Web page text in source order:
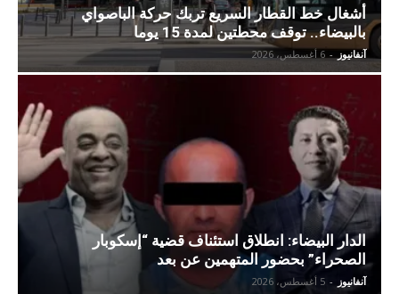
أشغال خط القطار السريع تربك حركة الباصواي
بالبيضاء.. توقف محطتين لمدة 15 يوما
آنفانيوز - 6 أغسطس، 2026
الدار البيضاء: انطلاق استئناف قضية “إسكوبار
الصحراء” بحضور المتهمين عن بعد
آنفانيوز - 5 أغسطس، 2026